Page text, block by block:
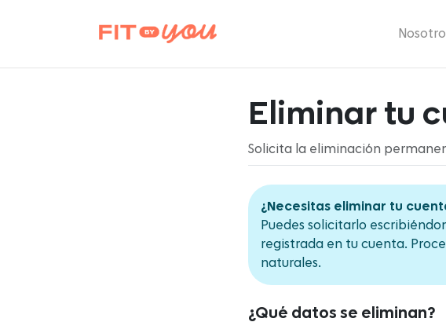
Eliminar tu
Solicita la eliminación
¿Necesitas eliminar tu
Puedes solicitarlo
registrada en tu cuenta.
naturales.
¿Qué datos se eliminan?